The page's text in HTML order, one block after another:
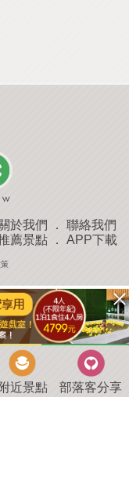
於我們 ． 聯絡我們
薦景點． APP下載
附近景點 部落客分享